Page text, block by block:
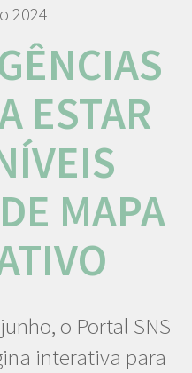
2024
ESTAR
MAPA
o Portal SNS
interativa para